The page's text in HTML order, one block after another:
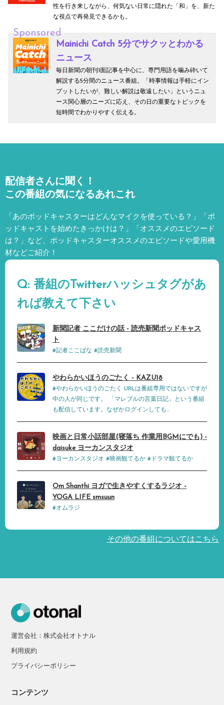
性を行き来しながら、何気ない日常に隠れた「和」を、新た
な視点で再発見できるかも。
Sponsored
Mainichi Catch 5分でサクッとわかる
ニュース
毎日新聞の朝刊1面記事を中心に、専門用語を噛み砕いて
解説する5分間のニュース番組。「時事情報は手軽にイン
プットしたいが、難しい解説は敬遠したい」というニュ
ース関心層のニーズに応え、その日の重要なトピックを
短時間でわかりやすく伝える。
配信者さんに聞く！
この番組の気になるあれこれ
「あのポッドキャスターはどんなマイクを使っている？」「ポ
ッドキャストを始めたきっかけは？」「オススメのエピソード
は？」など、 ポッドキャスターオススメのエピソードや愛用機
材などご紹介！
Q: 番組のTwitterハッシュタグがあ
れば教えて下さい
新聞記者 ここだけの話 - 読売新聞ポッドキャス
ト
#記者ここばな #読売新聞
やわらかいほうのごたく - KAZU18
#やわらかいほうのごたく URLは番組専用ではないですが
中の人が同じです。 「マレブルの言葉日記」という番組
も配信しています。なぜかログインしても...
映画と日常小話部屋(寝落ち 作業用BGMにでも) -
daisuke ヨーカンスタジオ
#ヨーカンスタジオ #映画観てるか #ドラマ観てるか
Om Shanthi ヨガで生きやすくするラジオ -
YOGA LIFE smsuun
#オムラジ
その他の番組についてはこちら
運営会社：株式会社オトナル
利用規約
プライバシーポリシー
コンテンツ